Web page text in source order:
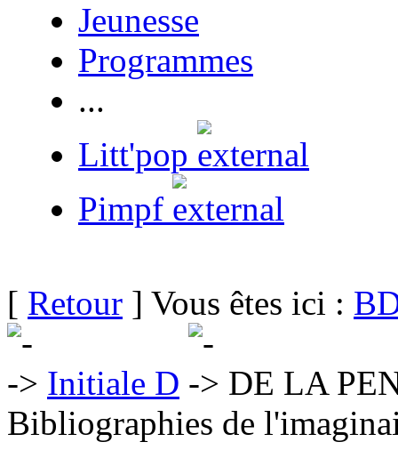
Jeunesse
Programmes
...
Litt'pop
Pimpf
[ Retour ] Vous êtes ici :
Initiale D
DE LA
Bibliographies de